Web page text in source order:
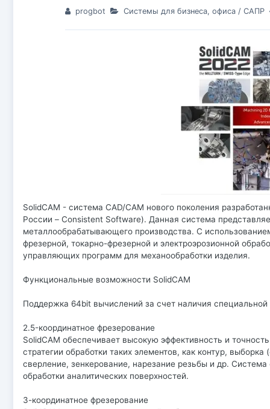
progbot Системы для бизнеса, офиса/ САПР
SolidCAM - система CAD/CAM нового поколения
России – Consistent Software). Данная система
металлообрабатывающего производства. С
фрезерной, токарно-фрезерной и электроэрозионной
управляющих программ для механообработки изделия.
Функциональные возможности SolidCAM
Поддержка 64bit вычислений за счет наличия
2.5-координатное фрезерование
SolidCAM обеспечивает высокую эффективность и
стратегии обработки таких элементов, как контур,
сверление, зенкерование, нарезание резьбы и др.
обработки аналитических поверхностей.
3-координатное фрезерование